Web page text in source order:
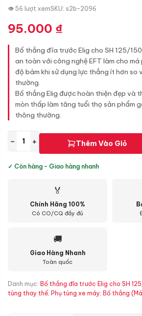
👁 56 lượt xemSKU: s2b-2096
95.000 ₫
Bố thắng đĩa trước Elig cho SH 125/
an toàn với công nghệ EFT làm cho
độ bám khi sử dụng lực thắng ít hơn so
thường.
Bố thắng Elig được hoàn thiện đẹp và
mòn thấp làm tăng tuổi thọ sản phẩm
thông thường.
− + Thêm Vào Giỏ
✓ Còn hàng - Giao hàng nhanh
🏅
Chính Hãng 100%
Có CO/CQ đầy đủ
🚚
Giao Hàng Nhanh
Toàn quốc
Danh mục: Bố thắng đĩa trước Elig cho SH
tùng thay thế, Phụ tùng xe máy, Bố thắng